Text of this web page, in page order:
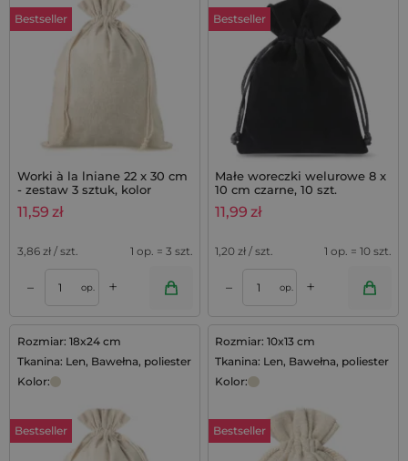
Bestseller
Worki à la lniane 22 x 30 cm
- zestaw 3 sztuk, kolor
naturalny
11,59 zł
3,86 zł / szt. 1 op. = 3 szt.
– op. +
Bestseller
Małe woreczki welurowe 8 x
10 cm czarne, 10 szt.
11,99 zł
1,20 zł / szt. 1 op. = 10 szt.
– op. +
Rozmiar: 18x24 cm
Tkanina: Len, Bawełna, poliester
Kolor:
Bestseller
Rozmiar: 10x13 cm
Tkanina: Len, Bawełna, poliester
Kolor:
Bestseller